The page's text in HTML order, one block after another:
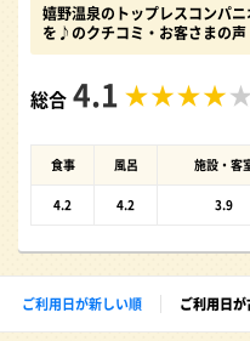
嬉野温泉のトップレスコンパ
を♪のクチコミ・お客さまの声
総合 4.1
食事 風呂 施設・客
4.2 4.2 3.9
ご利用日が新しい順 ご利用日